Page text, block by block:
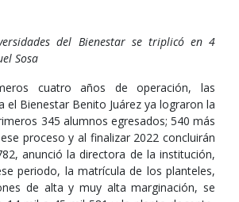
del Bienestar se triplicó en 4
Sosa
cuatro años de operación, las
el Bienestar Benito Juárez ya lograron la
345 alumnos egresados; 540 más
proceso y al finalizar 2022 concluirán
anunció la directora de la institución,
periodo, la matrícula de los planteles,
de alta y muy alta marginación, se